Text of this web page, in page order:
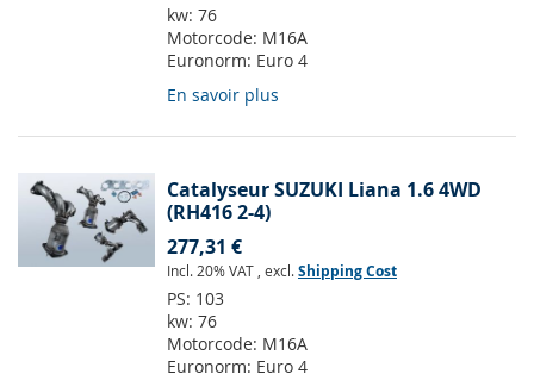
kw: 76
Motorcode: M16A
Euronorm: Euro 4
En savoir plus
Catalyseur SUZUKI Liana 1.6 4WD
(RH416 2-4)
277,31 €
Incl. 20% VAT , excl.Shipping Cost
PS: 103
kw: 76
Motorcode: M16A
Euronorm: Euro 4